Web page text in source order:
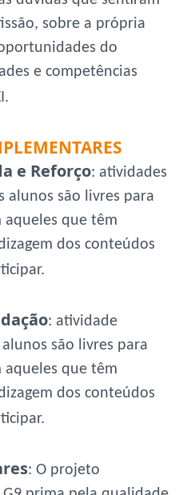
sobre a própria
do
e competências
e Reforço: atividades
alunos são livres para
que têm
dos conteúdos
: atividade
são livres para
que têm
dos conteúdos
: O projeto